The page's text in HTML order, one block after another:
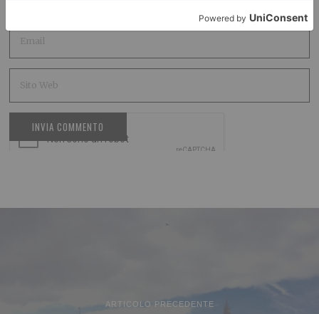
ARTICOLO PRECEDENTE